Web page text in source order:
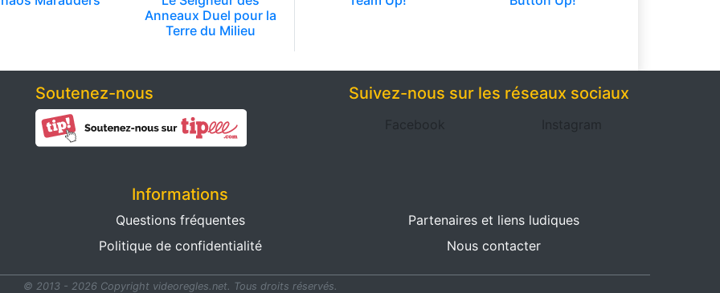
Anneaux Duel pour la
Terre du Milieu
Soutenez-nous Suivez-nous sur les réseaux sociaux
Facebook Instagram
Informations
Questions fréquentes
Partenaires et liens ludiques
Politique de confidentialité Nous contacter
© 2013 - 2026 Copyright videoregles.net. Tous droits réservés.